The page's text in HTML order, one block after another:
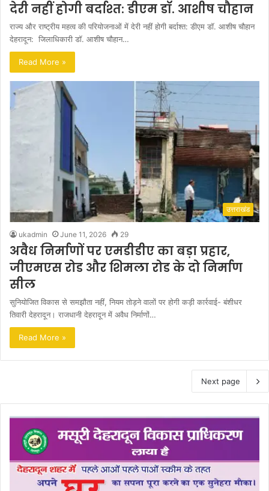
देरी नहीं होगी बर्दाश्त: डीएम डॉ. आशीष चौहान
राज्य और राष्ट्रीय महत्व की परियोजनाओं में देरी नहीं होगी बर्दाश्त: डीएम डॉ. आशीष चौहान
देहरादून: जिलाधिकारी डॉ. आशीष चौहान…
Read More »
उत्तराखंड
ukadmin June 11, 2026 29
अवैध निर्माणों पर एमडीडीए का बड़ा प्रहार,
जीएमएस रोड और शिमला रोड के दो निर्माण
सील
सुनियोजित विकास से समझौता नहीं, नियम तोड़ने वालों पर होगी कड़ी कार्रवाई- बंशीधर
तिवारी देहरादून। राजधानी देहरादून में अवैध निर्माणों…
Read More »
Next page